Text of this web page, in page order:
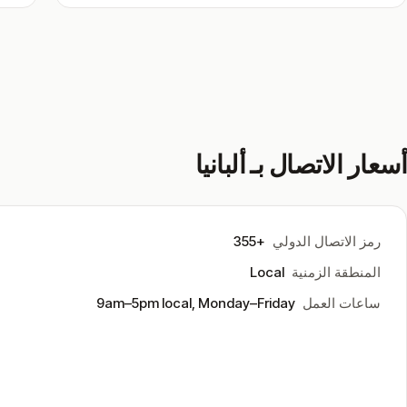
أسعار الاتصال بـ ألبانيا
رمز الاتصال الدولي +355
المنطقة الزمنية Local
ساعات العمل 9am–5pm local, Monday–Friday